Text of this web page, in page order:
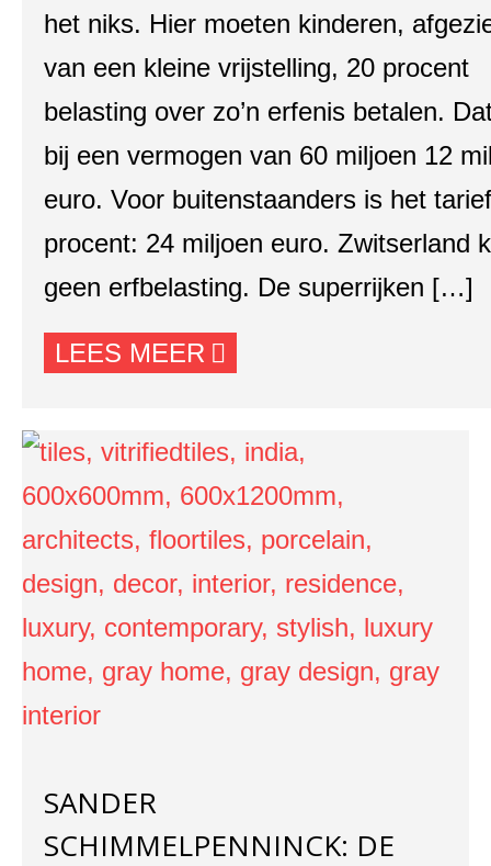
het niks. Hier moeten kinderen,
van een kleine vrijstelling, 20 procent
belasting over zo’n erfenis betalen.
bij een vermogen van 60 miljoen 12
euro. Voor buitenstaanders is het
procent: 24 miljoen euro. Zwitserland
geen erfbelasting. De superrijken […]
LEES MEER
SANDER
SCHIMMELPENNINCK: DE